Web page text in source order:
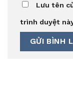
Lưu tên
trình duyệt